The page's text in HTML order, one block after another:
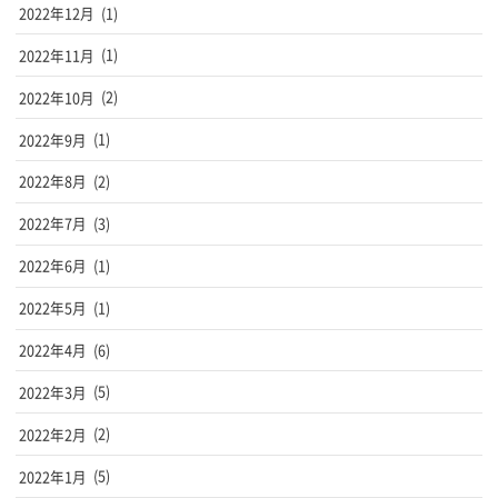
2022年12月 (1)
2022年11月 (1)
2022年10月 (2)
2022年9月 (1)
2022年8月 (2)
2022年7月 (3)
2022年6月 (1)
2022年5月 (1)
2022年4月 (6)
2022年3月 (5)
2022年2月 (2)
2022年1月 (5)